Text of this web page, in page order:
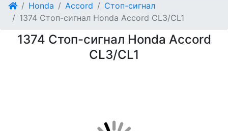
Honda Accord
Стоп-сигнал
1374 Стоп-сигнал Honda Accord CL3/CL1
1374 Стоп-сигнал Honda Accord
CL3/CL1